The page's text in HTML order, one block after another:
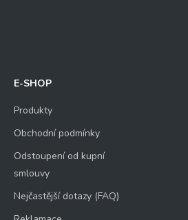
E-SHOP
Produkty
Obchodní podmínky
Odstoupení od kupní
smlouvy
Nejčastější dotazy (FAQ)